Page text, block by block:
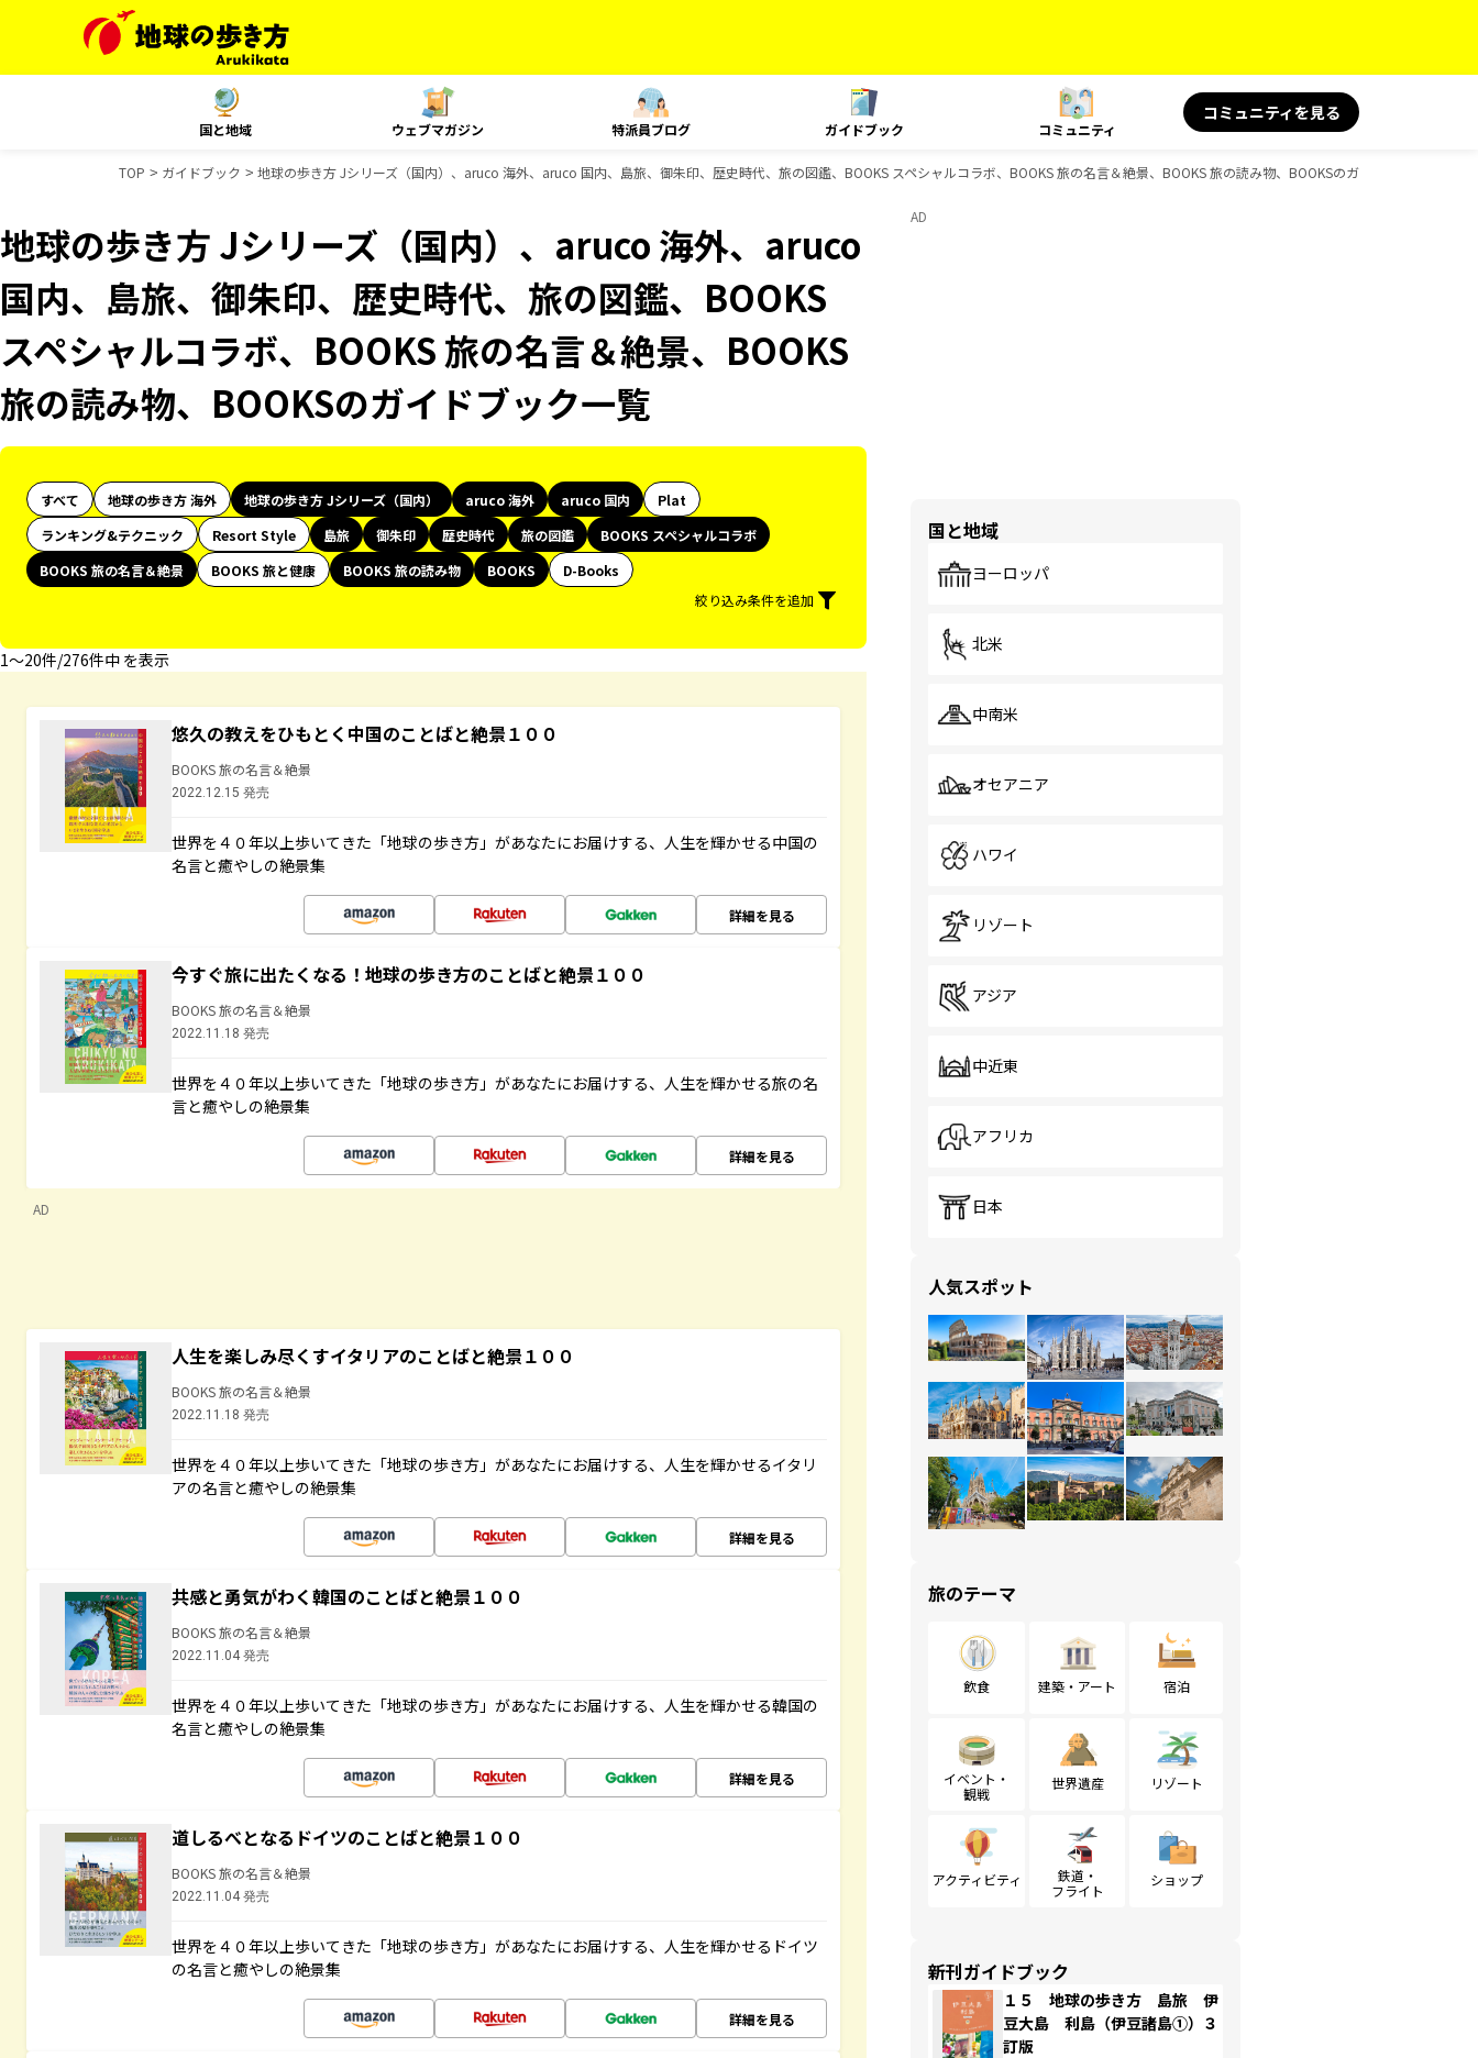
国と地域 ウェブマガジン 特派員ブログ ガイドブック コミュニティ
コミュニティを見る
TOP ガイドブック 地球の歩き方 Jシリーズ（国内）、aruco 海外、aruco 国内、島旅、御朱印、歴史時代、旅の図鑑、BOOKS スペシャルコラボ、BOOKS 旅の名言＆絶景、BOOKS 旅の読み物、BOOKSのガイドブック一覧
地球の歩き方 Jシリーズ（国内）、aruco 海外、aruco
国内、島旅、御朱印、歴史時代、旅の図鑑、BOOKS
スペシャルコラボ、BOOKS 旅の名言＆絶景、BOOKS
旅の読み物、BOOKSのガイドブック一覧
すべて 地球の歩き方 海外 地球の歩き方 Jシリーズ（国内） aruco 海外 aruco 国内
Plat
ランキング&テクニック
Resort Style 島旅 御朱印 歴史時代 旅の図鑑
BOOKS スペシャルコラボ
BOOKS 旅の名言＆絶景
BOOKS 旅と健康 BOOKS 旅の読み物 BOOKS
D-Books
絞り込み条件を追加
1〜20件/276件中 を表示
悠久の教えをひもとく中国のことばと絶景１００
BOOKS 旅の名言＆絶景
2022.12.15 発売
世界を４０年以上歩いてきた「地球の歩き方」があなたにお届けする、人生を輝かせる中国の
名言と癒やしの絶景集
詳細を見る
今すぐ旅に出たくなる！地球の歩き方のことばと絶景１００
BOOKS 旅の名言＆絶景
2022.11.18 発売
世界を４０年以上歩いてきた「地球の歩き方」があなたにお届けする、人生を輝かせる旅の名
言と癒やしの絶景集
詳細を見る
AD
人生を楽しみ尽くすイタリアのことばと絶景１００
BOOKS 旅の名言＆絶景
2022.11.18 発売
世界を４０年以上歩いてきた「地球の歩き方」があなたにお届けする、人生を輝かせるイタリ
アの名言と癒やしの絶景集
詳細を見る
共感と勇気がわく韓国のことばと絶景１００
BOOKS 旅の名言＆絶景
2022.11.04 発売
世界を４０年以上歩いてきた「地球の歩き方」があなたにお届けする、人生を輝かせる韓国の
名言と癒やしの絶景集
詳細を見る
道しるべとなるドイツのことばと絶景１００
BOOKS 旅の名言＆絶景
2022.11.04 発売
世界を４０年以上歩いてきた「地球の歩き方」があなたにお届けする、人生を輝かせるドイツ
の名言と癒やしの絶景集
詳細を見る
AD
国と地域
ヨーロッパ
北米
中南米
オセアニア
ハワイ
リゾート
アジア
中近東
アフリカ
日本
人気スポット
旅のテーマ
飲食 建築・アート 宿泊
イベント・
観戦
世界遺産 リゾート
アクティビティ
鉄道・
フライト
ショップ
新刊ガイドブック
１５ 地球の歩き方 島旅 伊
豆大島 利島（伊豆諸島①）３
訂版